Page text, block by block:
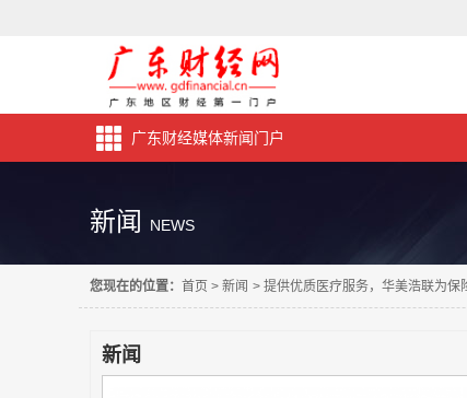
广东财经媒体新闻门户
新闻 NEWS
您现在的位置： 首页 > 新闻 > 提供优质医疗服务，华美浩联为保
新闻